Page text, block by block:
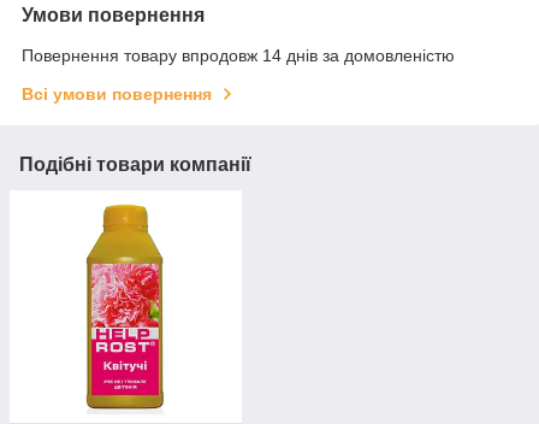
Умови повернення
Повернення товару впродовж 14 днів за домовленістю
Всі умови повернення
Подібні товари компанії